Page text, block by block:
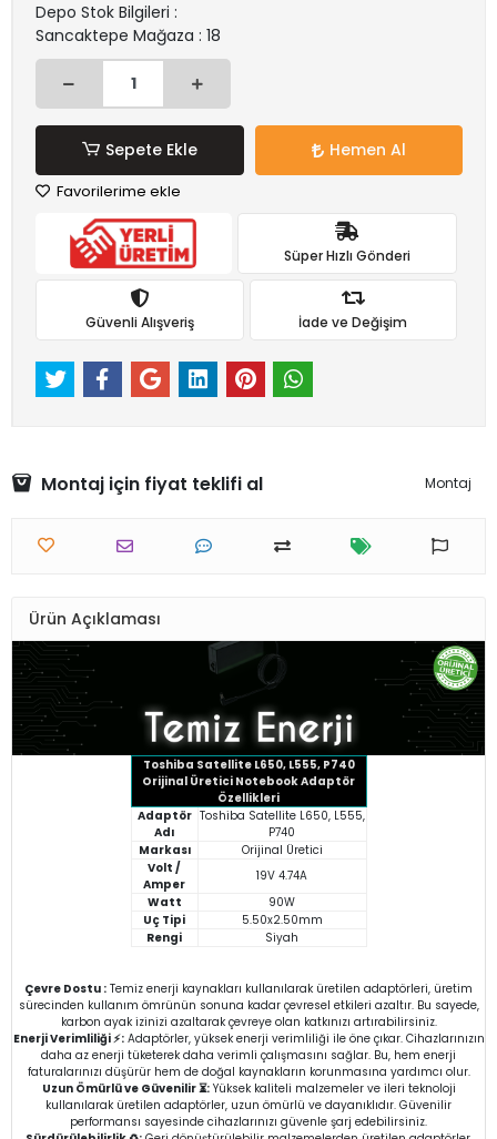
Depo Stok Bilgileri :
Sancaktepe Mağaza : 18
Sepete Ekle Hemen Al
Favorilerime ekle
Süper Hızlı Gönderi
Güvenli Alışveriş İade ve Değişim
Montaj için fiyat teklifi al Montaj
Ürün Açıklaması
Toshiba Satellite L650, L555, P740
Orijinal Üretici Notebook Adaptör
Özellikleri
Adaptör
Adı
Toshiba Satellite L650, L555,
P740
Markası
Orijinal Üretici
Volt /
Amper
19V 4.74A
Watt
90W
Uç Tipi
5.50x2.50mm
Rengi
Siyah
Çevre Dostu : Temiz enerji kaynakları kullanılarak üretilen adaptörleri, üretim
sürecinden kullanım ömrünün sonuna kadar çevresel etkileri azaltır. Bu sayede,
karbon ayak izinizi azaltarak çevreye olan katkınızı artırabilirsiniz.
Enerji Verimliliği ⚡:Adaptörler, yüksek enerji verimliliği ile öne çıkar. Cihazlarınızın
daha az enerji tüketerek daha verimli çalışmasını sağlar. Bu, hem enerji
faturalarınızı düşürür hem de doğal kaynakların korunmasına yardımcı olur.
Uzun Ömürlü ve Güvenilir ⏳:Yüksek kaliteli malzemeler ve ileri teknoloji
kullanılarak üretilen adaptörler, uzun ömürlü ve dayanıklıdır. Güvenilir
performansı sayesinde cihazlarınızı güvenle şarj edebilirsiniz.